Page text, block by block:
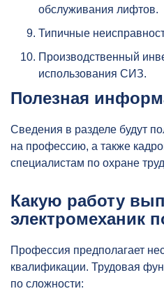
обслуживания лифтов.
Типичные
Производственный
использования СИЗ.
Полезная
Сведения в разделе будут
на профессию, а также
специалистам по охране
Какую работу
электромеханик
Профессия предполагает
квалификации. Трудовая
по сложности: